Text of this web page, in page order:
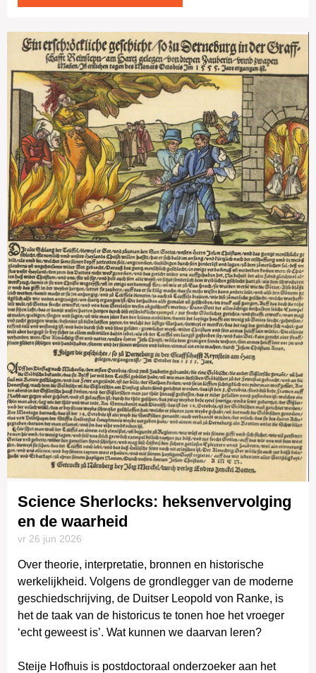
Science Sherlocks: heksenvervolging
en de waarheid
vr 26 jun 2026
Over theorie, interpretatie, bronnen en historische
werkelijkheid. Volgens de grondlegger van de moderne
geschiedschrijving, de Duitser Leopold von Ranke, is
het de taak van de historicus te tonen hoe het vroeger
‘echt geweest is’. Wat kunnen we daarvan leren?
Steije Hofhuis is postdoctoraal onderzoeker aan het